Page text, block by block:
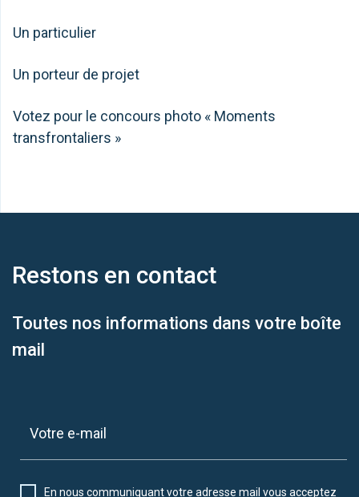
Un particulier
Un porteur de projet
Votez pour le concours photo « Moments
transfrontaliers »
Restons en contact
Toutes nos informations dans votre boîte
mail
En nous communiquant votre adresse mail vous acceptez